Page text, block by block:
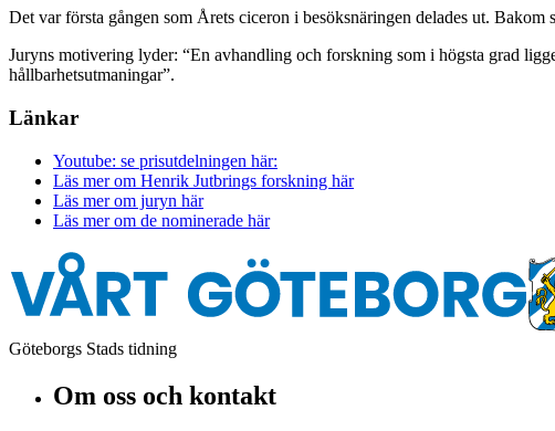
Det var första gången som Årets ciceron i besöksnäringen delades ut.
Juryns motivering lyder: “En avhandling och forskning som i högsta grad
hållbarhetsutmaningar”.
Länkar
Youtube: se prisutdelningen här:
Läs mer om Henrik Jutbrings forskning här
Läs mer om juryn här
Läs mer om de nominerade här
Göteborgs Stads tidning
Om oss och kontakt